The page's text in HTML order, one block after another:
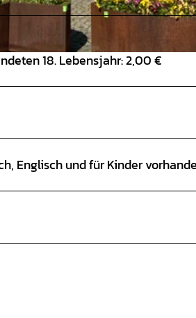
18. Lebensjahr: 2,00 €
Englisch und für Kinder